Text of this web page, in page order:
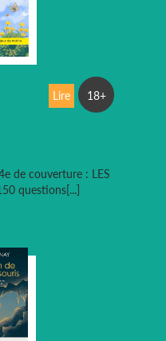
de couverture : LES
questions[...]
Lire 18+